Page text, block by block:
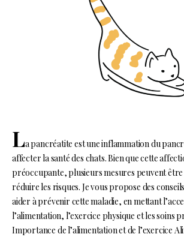
La pancréatite est une inflammation du
affecter la santé des chats. Bien que cette
préoccupante, plusieurs mesures peuvent
réduire les risques. Je vous propose des
aider à prévenir cette maladie, en mettant
l’alimentation, l’exercice physique et les soins
Importance de l’alimentation et de l’exercice